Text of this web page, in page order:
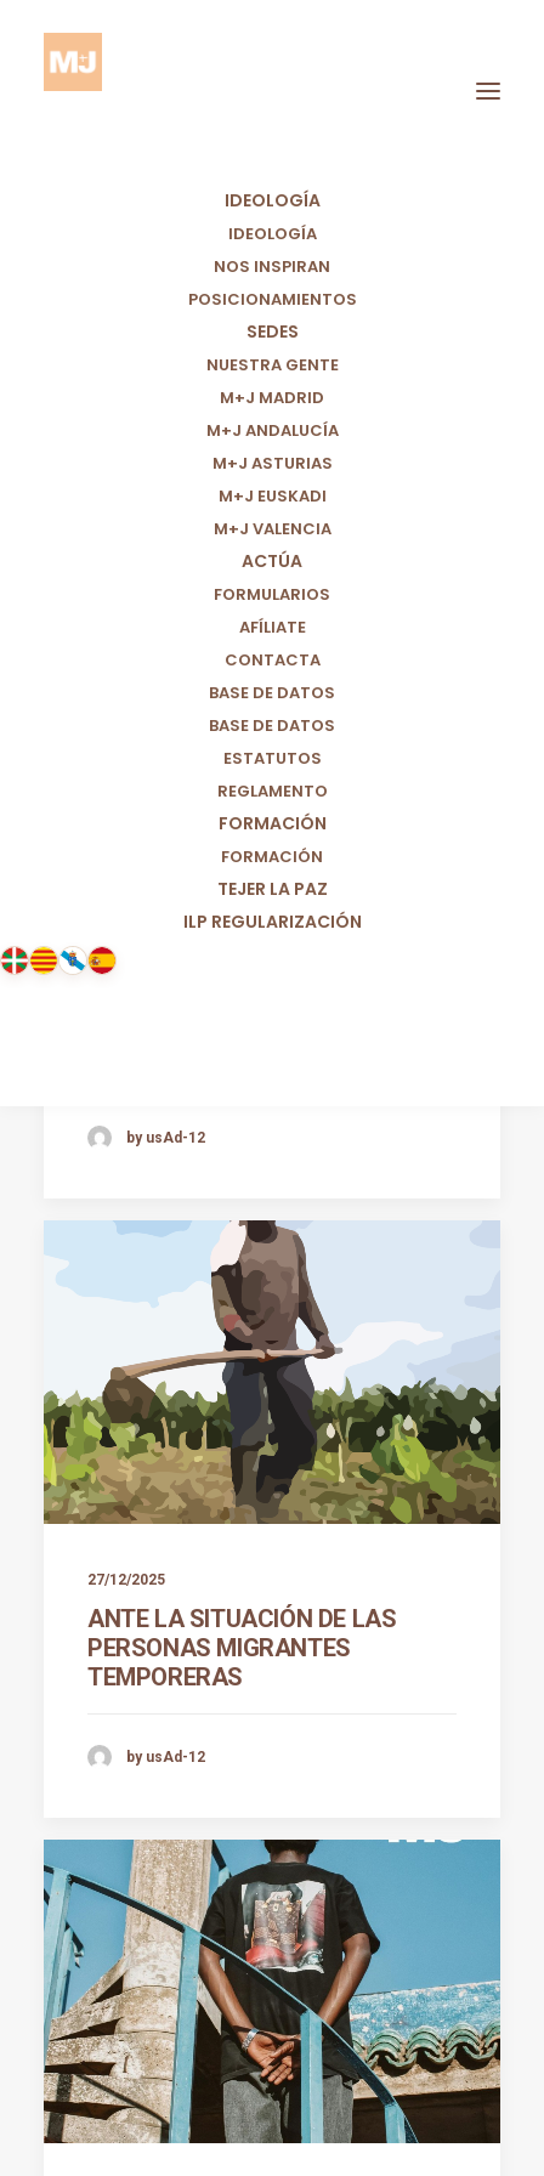
IDEOLOGÍA
IDEOLOGÍA
NOS INSPIRAN
POSICIONAMIENTOS
SEDES
NUESTRA GENTE
M+J MADRID
M+J ANDALUCÍA
M+J ASTURIAS
M+J EUSKADI
M+J VALENCIA
ACTÚA
FORMULARIOS
AFÍLIATE
CONTACTA
BASE DE DATOS
BASE DE DATOS
ESTATUTOS
REGLAMENTO
FORMACIÓN
FORMACIÓN
TEJER LA PAZ
ILP REGULARIZACIÓN
Supervivencia
by usAd-12
27/12/2025
ANTE LA SITUACIÓN DE LAS
PERSONAS MIGRANTES
TEMPORERAS
by usAd-12